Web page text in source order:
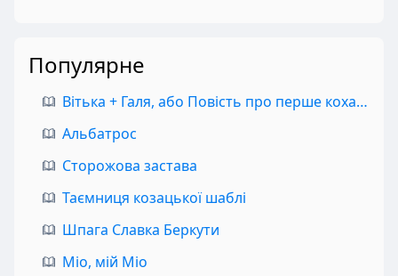
Популярне
Вітька + Галя, або Повість про перше кохання
Альбатрос
Сторожова застава
Таємниця козацької шаблі
Шпага Славка Беркути
Міо, мій Міо